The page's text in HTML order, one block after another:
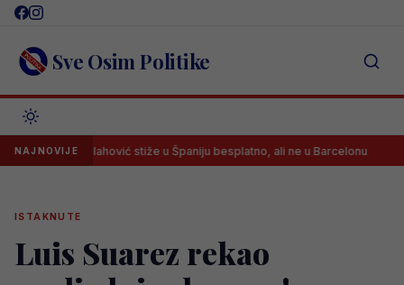
Skip
content Sve Osim Politike
NAJNOVIJEVlahović stiže u Španiju besplatno, ali ne u Barcelonu
ISTAKNUTE
Luis Suarez rekao